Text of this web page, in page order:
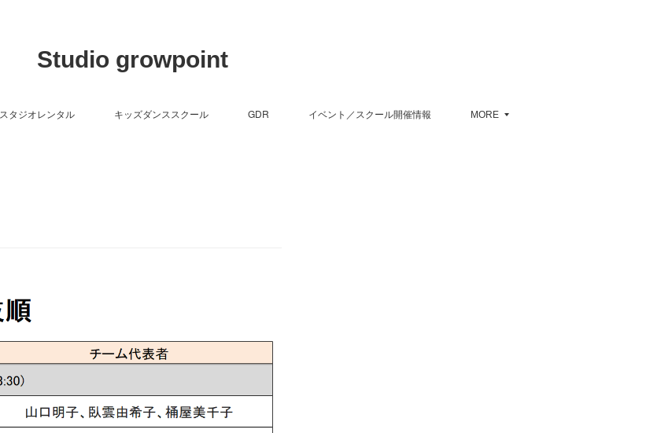
Studio growpoint
スタジオレンタル キッズダンススクール GDR イベント／スクール開催情報 MORE